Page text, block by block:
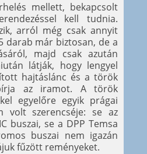
mellett, bekapcsolt
kell tudnia.
arról még csak annyit
darab már biztosan, de a
majd csak azután
látják, hogy lengyel
hajtáslánc és a török
az iramot. A török
egyelőre egyik prágai
volt szerencséje: se az
buszai, se a DPP Temsa
buszai nem igazán
fűzött reményeket.